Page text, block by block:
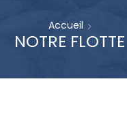
Accueil
NOTRE FLOTTE